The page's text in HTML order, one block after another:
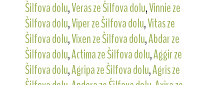
Šilfova dolu,Veras ze Šilfova dolu,Vinnie ze
Šilfova dolu,Viper ze Šilfova dolu,Vitas ze
Šilfova dolu,Vixen ze Šilfova dolu,Abdar ze
Šilfova dolu,Actima ze Šilfova dolu,Aggir ze
Šilfova dolu,Agripa ze Šilfova dolu,Agris ze